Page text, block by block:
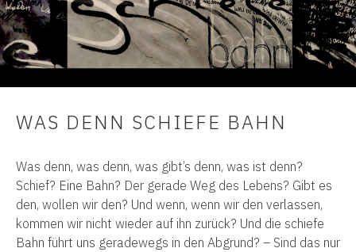
WAS DENN SCHIEFE BAHN
Was denn, was denn, was gibt’s denn, was ist denn?
Schief? Eine Bahn? Der gerade Weg des Lebens? Gibt es
den, wollen wir den? Und wenn, wenn wir den verlassen,
kommen wir nicht wieder auf ihn zurück? Und die schiefe
Bahn führt uns geradewegs in den Abgrund? – Sind das nur